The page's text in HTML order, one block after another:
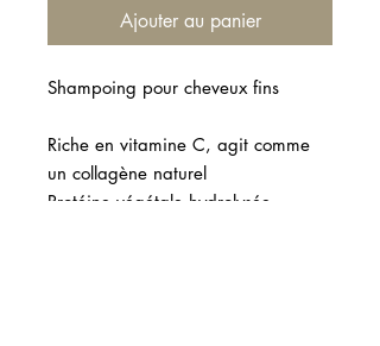
Ajouter au panier
Shampoing pour cheveux fins
Riche en vitamine C, agit comme
un collagène naturel
Protéine végétale hydrolysée